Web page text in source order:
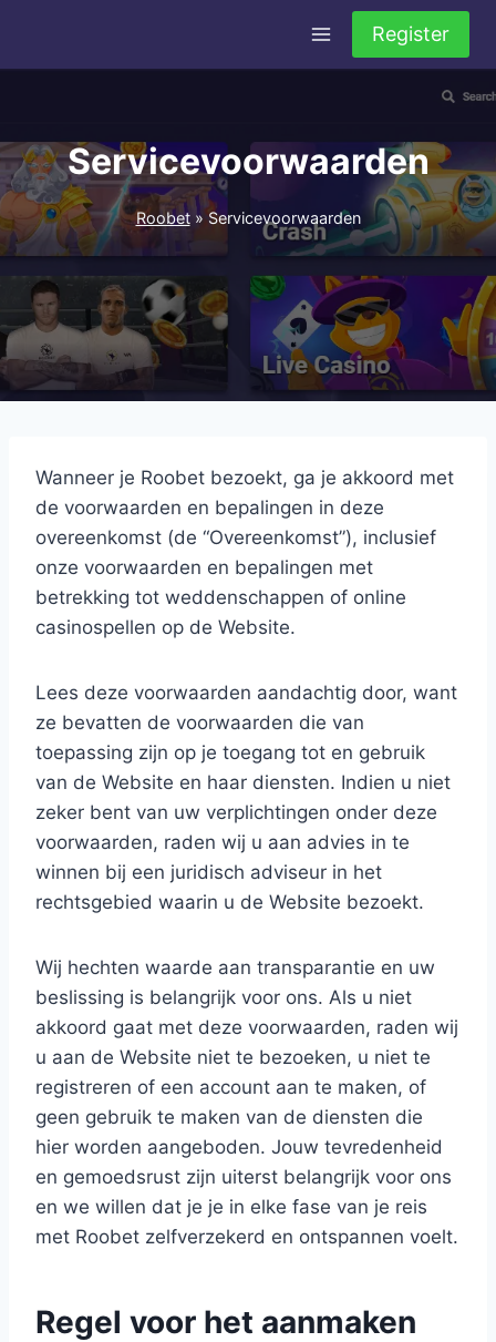
inhoud
Register
Servicevoorwaarden
Roobet»Servicevoorwaarden
Wanneer je Roobet bezoekt, ga je akkoord met
de voorwaarden en bepalingen in deze
overeenkomst (de “Overeenkomst”), inclusief
onze voorwaarden en bepalingen met
betrekking tot weddenschappen of online
casinospellen op de Website.
Lees deze voorwaarden aandachtig door, want
ze bevatten de voorwaarden die van
toepassing zijn op je toegang tot en gebruik
van de Website en haar diensten. Indien u niet
zeker bent van uw verplichtingen onder deze
voorwaarden, raden wij u aan advies in te
winnen bij een juridisch adviseur in het
rechtsgebied waarin u de Website bezoekt.
Wij hechten waarde aan transparantie en uw
beslissing is belangrijk voor ons. Als u niet
akkoord gaat met deze voorwaarden, raden wij
u aan de Website niet te bezoeken, u niet te
registreren of een account aan te maken, of
geen gebruik te maken van de diensten die
hier worden aangeboden. Jouw tevredenheid
en gemoedsrust zijn uiterst belangrijk voor ons
en we willen dat je je in elke fase van je reis
met Roobet zelfverzekerd en ontspannen voelt.
Regel voor het aanmaken